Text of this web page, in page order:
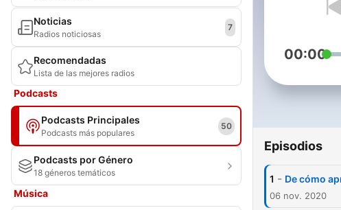
Noticias
Radios noticiosas
7
Recomendadas
Lista de las mejores radios
Podcasts
Podcasts Principales
Podcasts más populares
50
Podcasts por Género
18 géneros temáticos
Música
00:00
Episodios
1 - De cómo
06 nov. 2020